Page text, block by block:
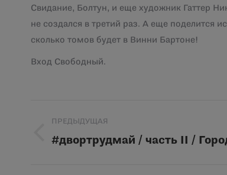
Свидание, Болтун, и еще художник Гаттер
не создался в третий раз. А еще поделится
сколько томов будет в Винни Бартоне!
Вход Свободный.
по
ПРЕДЫДУЩАЯ
Предыдущая
#двортрудмай / часть II /